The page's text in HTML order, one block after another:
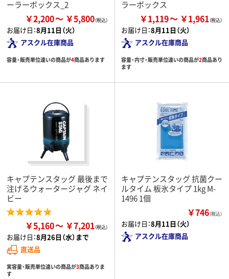
ーラーボックス_2
￥2,200 ￥5,800
お届け日：8月11日（火）
アスクル在庫商品
容量・販売単位違いの商品が4商品あります
ラーボックス
￥1,119 ￥1,961
お届け日：8月11日（火）
アスクル在庫商品
容量・内寸・販売単位違いの商品が2商品あり
ます
キャプテンスタッグ 最後まで
注げるウォータージャグ ネイ
ビー
￥5,160 ￥7,201
お届け日：8月26日（水）まで
直送品
実容量・販売単位違いの商品が3商品ありま
す
キャプテンスタッグ 抗菌クー
ルタイム 板氷タイプ 1kg M-
1496 1個
￥746（税込）
お届け日：8月11日（火）
アスクル在庫商品